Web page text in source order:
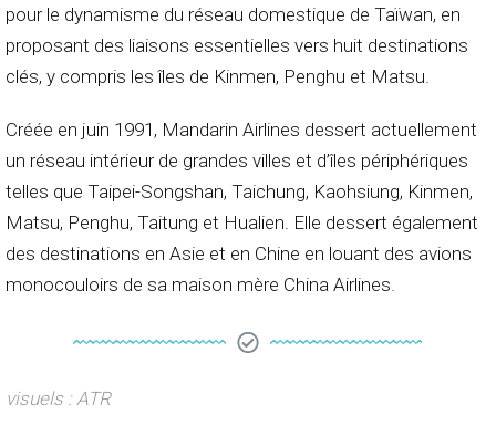
pour le dynamisme du réseau domestique de Taïwan, en
proposant des liaisons essentielles vers huit destinations
clés, y compris les îles de Kinmen, Penghu et Matsu.
Créée en juin 1991, Mandarin Airlines dessert actuellement
un réseau intérieur de grandes villes et d’îles périphériques
telles que Taipei-Songshan, Taichung, Kaohsiung, Kinmen,
Matsu, Penghu, Taitung et Hualien. Elle dessert également
des destinations en Asie et en Chine en louant des avions
monocouloirs de sa maison mère China Airlines.
visuels : ATR